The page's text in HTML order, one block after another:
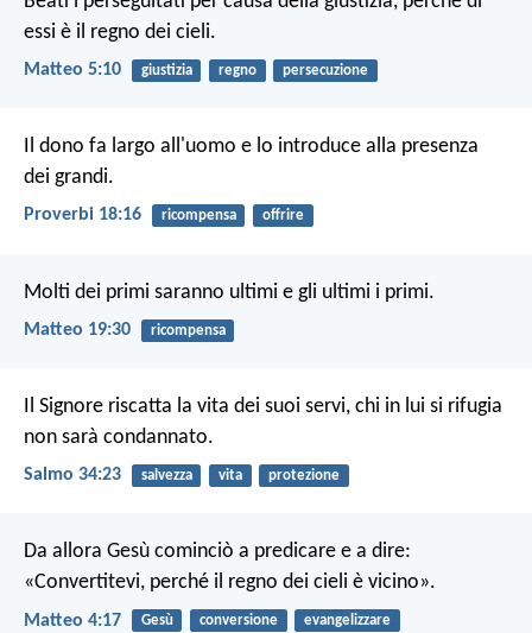
essi è il regno dei cieli.
Matteo 5:10 giustizia regno persecuzione
Il dono fa largo all'uomo e lo introduce alla presenza
dei grandi.
Proverbi 18:16 ricompensa offrire
Molti dei primi saranno ultimi e gli ultimi i primi.
Matteo 19:30 ricompensa
Il Signore riscatta la vita dei suoi servi, chi in lui si rifugia
non sarà condannato.
Salmo 34:23 salvezza vita protezione
Da allora Gesù cominciò a predicare e a dire:
«Convertitevi, perché il regno dei cieli è vicino».
Matteo 4:17 Gesù conversione evangelizzare